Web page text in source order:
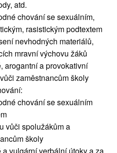
atd.
chování se sexuálním,
rasistickým podtextem
nevhodných materiálů,
mravní výchovu žáků
arogantní a provokativní
zaměstnancům školy
chování se sexuálním
vůči spolužákům a
školy
a vulgární verbální útoky a za